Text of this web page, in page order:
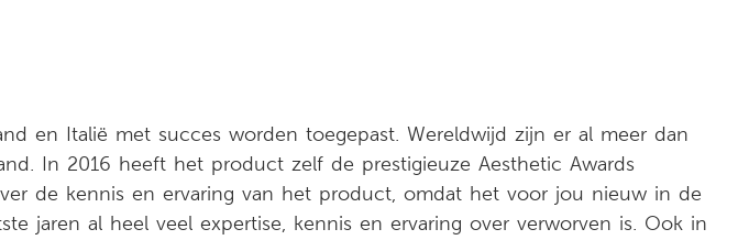
en Italië met succes worden toegepast. Wereldwijd zijn er al meer dan
In 2016 heeft het product zelf de prestigieuze Aesthetic Awards
de kennis en ervaring van het product, omdat het voor jou nieuw in de
jaren al heel veel expertise, kennis en ervaring over verworven is. Ook in